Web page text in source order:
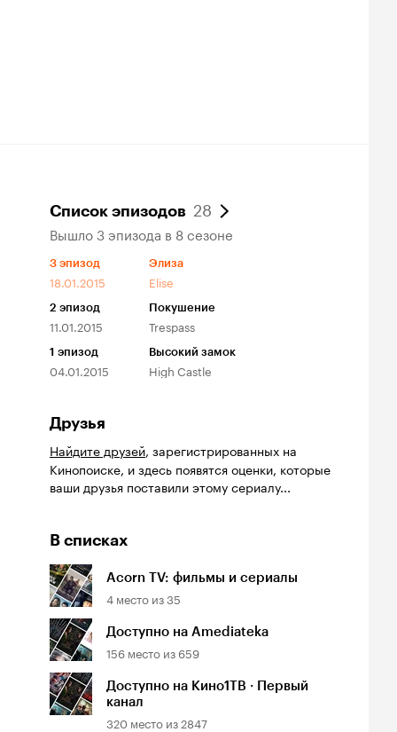
Список эпизодов 28
Вышло 3 эпизода в 8 сезоне
3 эпизод
18.01.2015
Элиза
Elise
2 эпизод
11.01.2015
Покушение
Trespass
1 эпизод
04.01.2015
Высокий замок
High Castle
Друзья
Найдите друзей, зарегистрированных на
Кинопоиске, и здесь появятся оценки, которые
ваши друзья поставили этому сериалу...
В списках
Acorn TV: фильмы и сериалы
4 место из35
Доступно на Amediateka
156 место из 659
Доступно на Кино1ТВ · Первый
канал
320 место из2847